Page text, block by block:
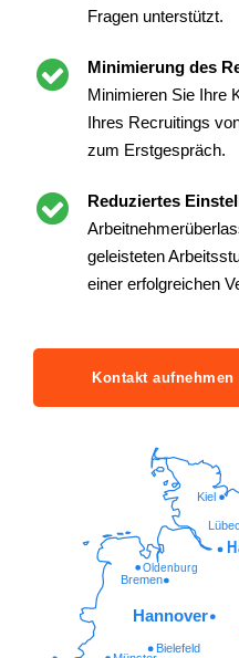
Fragen unterstützt.
Minimierung des
Minimieren Sie Ihre
Ihres Recruitings
zum Erstgespräch.
Reduziertes
geleisteten
einer erfolgreichen
Kontakt aufnehmen
Bielefeld
Oldenburg
Kiel
Hannover
Bremen